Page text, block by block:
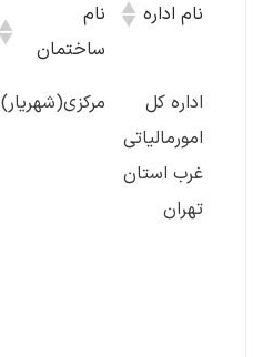
نام اداره
نام
ساختمان
نام اداره
نام
اداره کل
امورمالیاتی
غرب استان
تهران
مرکزی(شهریار)